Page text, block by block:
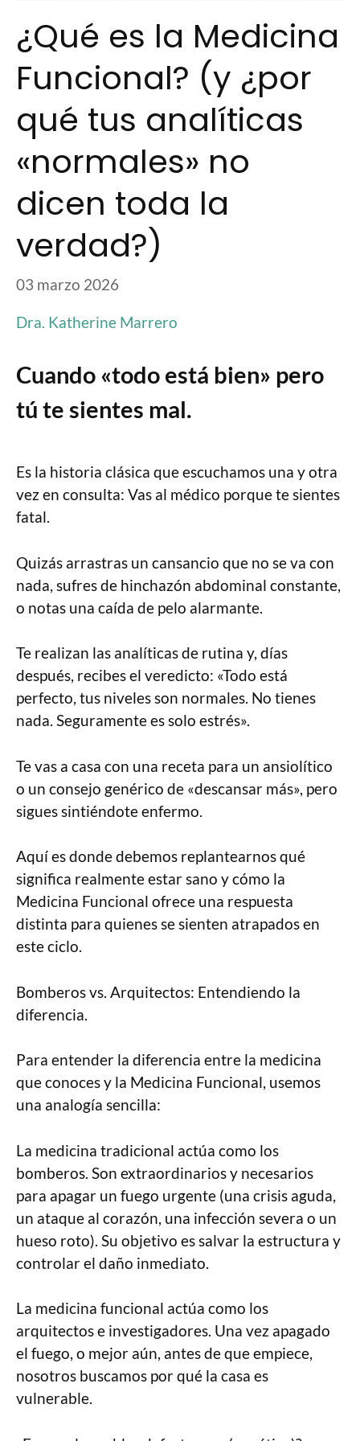
¿Qué es la Medicina
Funcional? (y ¿por
qué tus analíticas
«normales» no
dicen toda la
verdad?)
03 marzo 2026
Dra. Katherine Marrero
Cuando «todo está bien» pero
tú te sientes mal.
Es la historia clásica que escuchamos una y otra
vez en consulta: Vas al médico porque te sientes
fatal.
Quizás arrastras un cansancio que no se va con
nada, sufres de hinchazón abdominal constante,
o notas una caída de pelo alarmante.
Te realizan las analíticas de rutina y, días
después, recibes el veredicto: «Todo está
perfecto, tus niveles son normales. No tienes
nada. Seguramente es solo estrés».
Te vas a casa con una receta para un ansiolítico
o un consejo genérico de «descansar más», pero
sigues sintiéndote enfermo.
Aquí es donde debemos replantearnos qué
significa realmente estar sano y cómo la
Medicina Funcional ofrece una respuesta
distinta para quienes se sienten atrapados en
este ciclo.
Bomberos vs. Arquitectos: Entendiendo la
diferencia.
Para entender la diferencia entre la medicina
que conoces y la Medicina Funcional, usemos
una analogía sencilla:
La medicina tradicional actúa como los
bomberos. Son extraordinarios y necesarios
para apagar un fuego urgente (una crisis aguda,
un ataque al corazón, una infección severa o un
hueso roto). Su objetivo es salvar la estructura y
controlar el daño inmediato.
La medicina funcional actúa como los
arquitectos e investigadores. Una vez apagado
el fuego, o mejor aún, antes de que empiece,
nosotros buscamos por qué la casa es
vulnerable.